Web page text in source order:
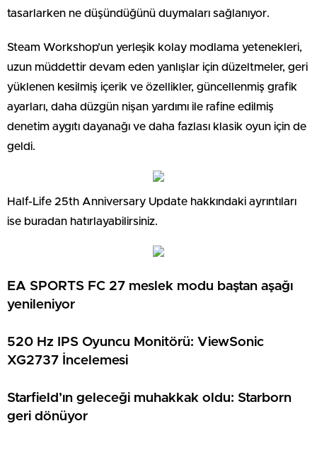
tasarlarken ne düşündüğünü duymaları sağlanıyor.
Steam Workshop’un yerleşik kolay modlama yetenekleri,
uzun müddettir devam eden yanlışlar için düzeltmeler, geri
yüklenen kesilmiş içerik ve özellikler, güncellenmiş grafik
ayarları, daha düzgün nişan yardımı ile rafine edilmiş
denetim aygıtı dayanağı ve daha fazlası klasik oyun için de
geldi.
Half-Life 25th Anniversary Update hakkındaki ayrıntıları
ise buradan hatırlayabilirsiniz.
EA SPORTS FC 27 meslek modu baştan aşağı
yenileniyor
520 Hz IPS Oyuncu Monitörü: ViewSonic
XG2737 İncelemesi
Starfield’ın geleceği muhakkak oldu: Starborn
geri dönüyor